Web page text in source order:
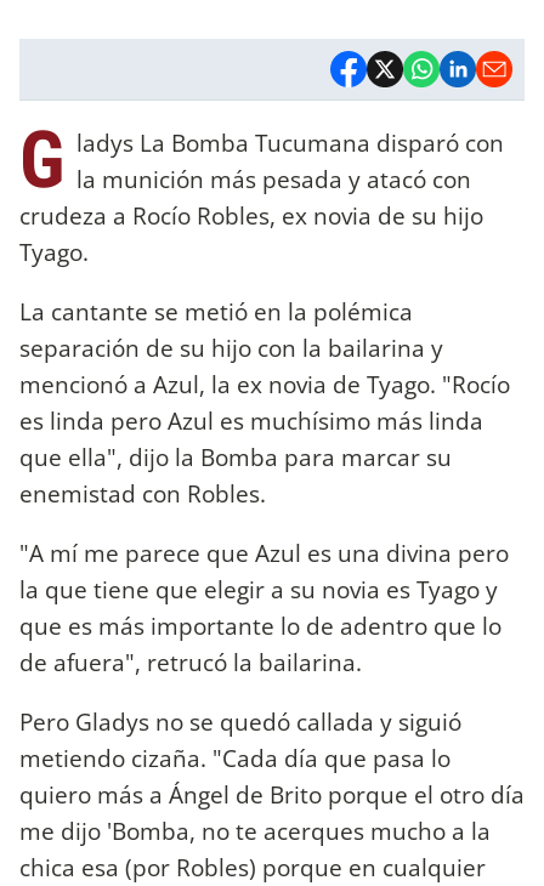
G ladys La Bomba Tucumana disparó con
la munición más pesada y atacó con
crudeza a Rocío Robles, ex novia de su hijo
Tyago.
La cantante se metió en la polémica
separación de su hijo con la bailarina y
mencionó a Azul, la ex novia de Tyago. "Rocío
es linda pero Azul es muchísimo más linda
que ella", dijo la Bomba para marcar su
enemistad con Robles.
"A mí me parece que Azul es una divina pero
la que tiene que elegir a su novia es Tyago y
que es más importante lo de adentro que lo
de afuera", retrucó la bailarina.
Pero Gladys no se quedó callada y siguió
metiendo cizaña. "Cada día que pasa lo
quiero más a Ángel de Brito porque el otro día
me dijo 'Bomba, no te acerques mucho a la
chica esa (por Robles) porque en cualquier